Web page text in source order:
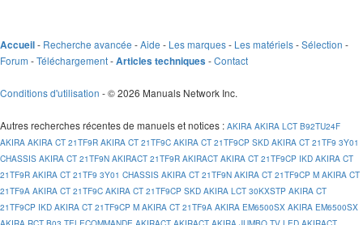
Accueil- Recherche avancée -Aide - Les marques- Les matériels-Sélection -
Forum -Téléchargement-Articles techniques -Contact
Conditions d'utilisation - © 2026 Manuals Network Inc.
Autres recherches récentes de manuels et notices : AKIRA AKIRA LCT B92TU24F
AKIRA AKIRA CT 21TF9R AKIRA CT 21TF9C AKIRA CT 21TF9CP SKD AKIRA CT 21TF9 3Y01
CHASSIS AKIRA CT 21TF9N AKIRACT 21TF9R AKIRACT AKIRA CT 21TF9CP IKD AKIRA CT
21TF9R AKIRA CT 21TF9 3Y01 CHASSIS AKIRA CT 21TF9N AKIRA CT 21TF9CP M AKIRA CT
21TF9A AKIRA CT 21TF9C AKIRA CT 21TF9CP SKD AKIRA LCT 30KXSTP AKIRA CT
21TF9CP IKD AKIRA CT 21TF9CP M AKIRA CT 21TF9A AKIRA EM6500SX AKIRA EM6500SX